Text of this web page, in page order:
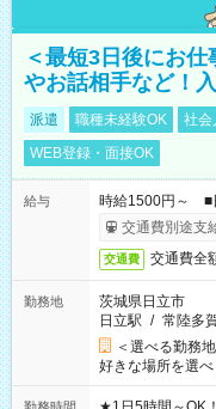
＜最短3日後にお
やお話相手など！
派遣 職種未経験OK 社会
WEB登録・面接OK
給与
時給1500円～ ■
交通費別途支
交通費 交通費全
勤務地
茨城県日立市
日立駅 / 常陸多
＜選べる勤務
好きな場所を選べ